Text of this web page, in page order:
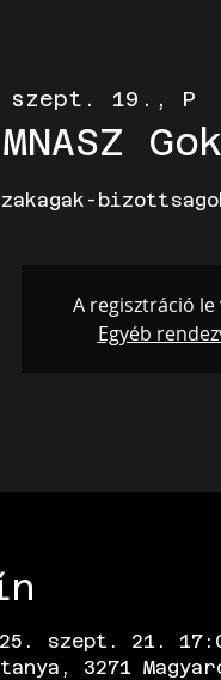
szept. 19., P
MNASZ
A regisztráció le
Egyéb
szept. 21.
3271